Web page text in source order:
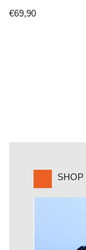
€69,90
SHOP